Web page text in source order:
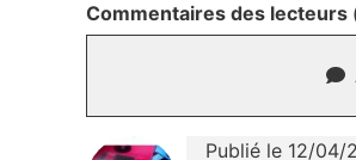
Commentaires des lecteurs
Publié le 12/04/